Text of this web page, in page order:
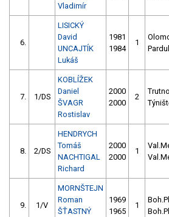
Vladimír
6.
LISICKÝ
David
UNCAJTÍK
Lukáš
1981
1984
1
7. 1/DS
KOBLÍŽEK
Daniel
ŠVAGR
Rostislav
2000
2000
2
8. 2/DS
HENDRYCH
Tomáš
NACHTIGAL
Richard
2000
2000
1
9. 1/V
MORNŠTEJN
Roman
ŠŤASTNÝ
1969
1965
1